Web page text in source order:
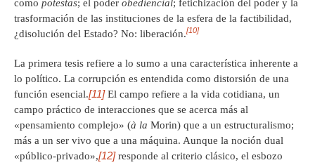
como potestas; el poder obediencial; fetichización del poder y la
trasformación de las instituciones de la esfera de la factibilidad,
¿disolución del Estado? No: liberación.[10]
La primera tesis refiere a lo sumo a una característica inherente a
lo político. La corrupción es entendida como distorsión de una
función esencial.[11]El campo refiere a la vida cotidiana, un
campo práctico de interacciones que se acerca más al
«pensamiento complejo» (à la Morin) que a un estructuralismo;
más a un ser vivo que a una máquina. Aunque la noción dual
«público-privado»,[12]responde al criterio clásico, el esbozo